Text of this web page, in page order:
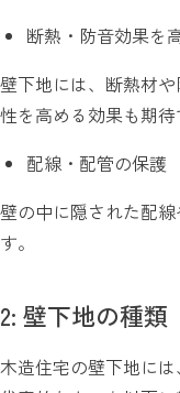
断熱・防音効果を
壁下地には、断熱材
性を高める効果も期待
配線・配管の保護
壁の中に隠された配
す。
2: 壁下地の種類
木造住宅の壁下地には